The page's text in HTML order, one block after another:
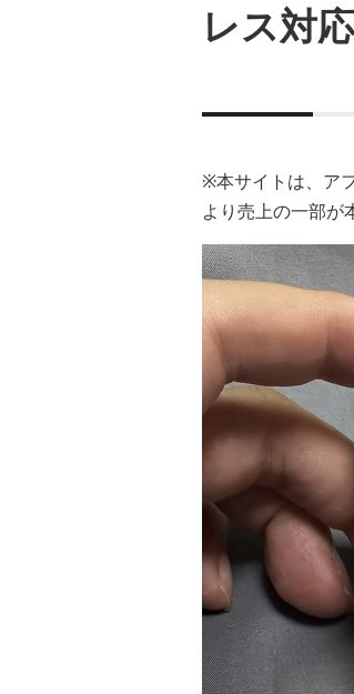
レス対応
※本サイトは、ア
より売上の一部が